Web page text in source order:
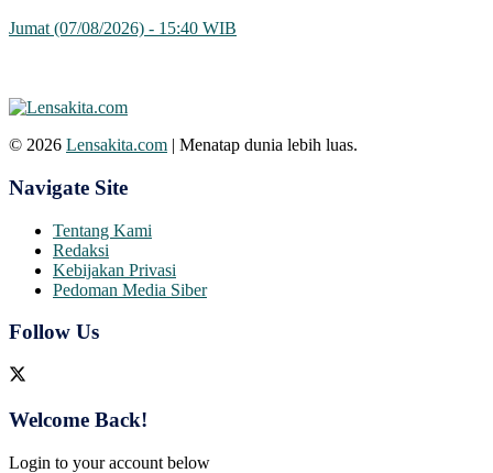
Jumat (07/08/2026) - 15:40 WIB
© 2026 Lensakita.com | Menatap dunia lebih luas.
Navigate Site
Tentang Kami
Redaksi
Kebijakan Privasi
Pedoman Media Siber
Follow Us
Welcome Back!
Login to your account below